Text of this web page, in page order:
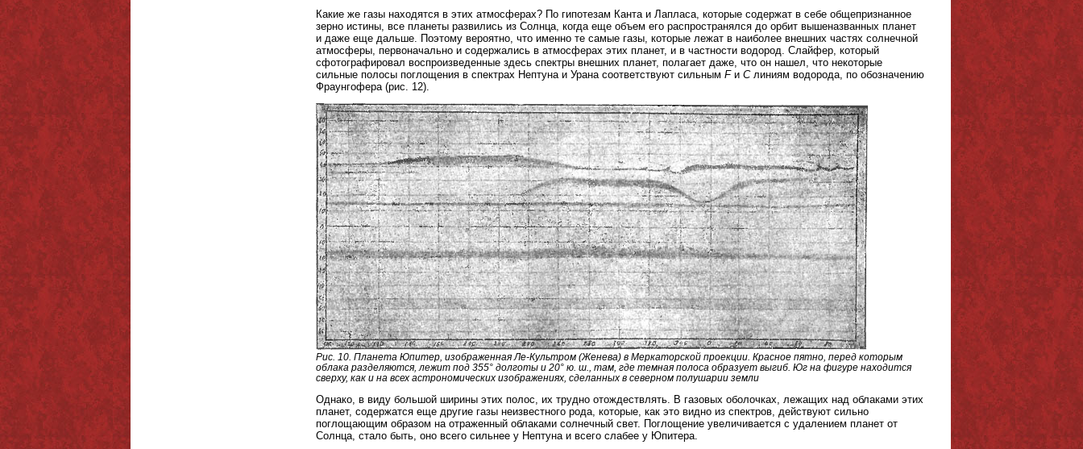
Какие же газы находятся в этих атмосферах? По гипотезам Канта и Лапласа, которые содержат в себе общепризнанное
зерно истины, все планеты развились из Солнца, когда еще объем его распространялся до орбит вышеназванных планет
и даже еще дальше. Поэтому вероятно, что именно те самые газы, которые лежат в наиболее внешних частях солнечной
атмосферы, первоначально и содержались в атмосферах этих планет, и в частности водород. Слайфер, который
сфотографировал воспроизведенные здесь спектры внешних планет, полагает даже, что он нашел, что некоторые
сильные полосы поглощения в спектрах Нептуна и Урана соответствуют сильным Fи Cлиниям водорода, по обозначению
Фраунгофера (рис. 12).
Рис. 10. Планета Юпитер, изображенная Ле-Культром (Женева) в Меркаторской проекции. Красное пятно, перед которым
облака разделяются, лежит под 355° долготы и 20° ю. ш., там, где темная полоса образует выгиб. Юг на фигуре находится
сверху, как и на всех астрономических изображениях, сделанных в северном полушарии земли
Однако, в виду большой ширины этих полос, их трудно отождествлять. В газовых оболочках, лежащих над облаками этих
планет, содержатся еще другие газы неизвестного рода, которые, как это видно из спектров, действуют сильно
поглощающим образом на отраженный облаками солнечный свет. Поглощение увеличивается с удалением планет от
Солнца, стало быть, оно всего сильнее у Нептуна и всего слабее у Юпитера.